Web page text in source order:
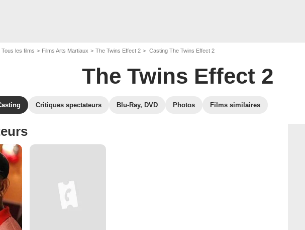
Tous les films Films Arts Martiaux The Twins Effect 2 Casting The Twins Effect 2
The Twins Effect 2
Critiques spectateurs Blu-Ray, DVD Photos Films similaires